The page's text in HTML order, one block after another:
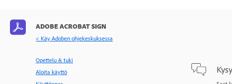
ADOBE ACROBAT SIGN
< Käy Adoben ohjekeskuksessa
Opettelu & tuki
Aloita käyttö